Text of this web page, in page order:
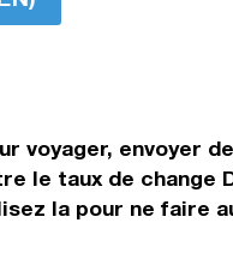
voyager, envoyer
le taux de change
la pour ne faire